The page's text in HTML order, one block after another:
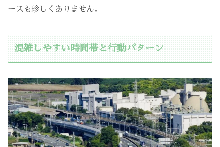
ースも珍しくありません。
混雑しやすい時間帯と行動パターン